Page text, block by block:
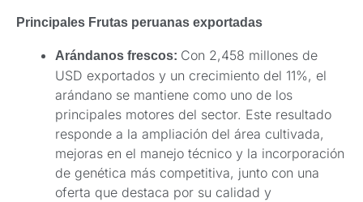
Principales Frutas peruanas exportadas
Arándanos frescos: Con 2,458 millones de
USD exportados y un crecimiento del 11%, el
arándano se mantiene como uno de los
principales motores del sector. Este resultado
responde a la ampliación del área cultivada,
mejoras en el manejo técnico y la incorporación
de genética más competitiva, junto con una
oferta que destaca por su calidad y